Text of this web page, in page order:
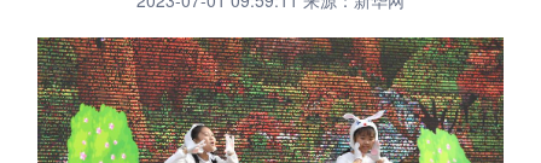
图片新闻 壮美广西
新华网导航